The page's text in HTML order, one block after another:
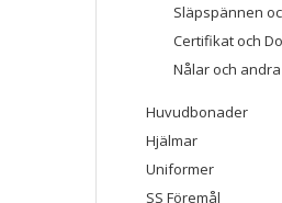
Släpspännen
Certifikat och
Nålar och
Huvudbonader
Hjälmar
Uniformer
SS Föremål